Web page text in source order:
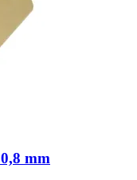
mm